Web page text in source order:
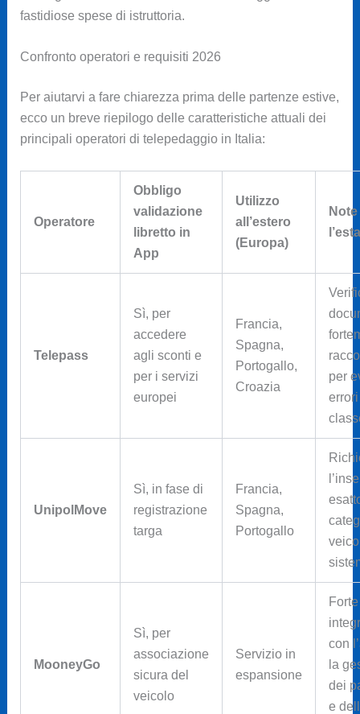
fastidiose spese di istruttoria.
Confronto operatori e requisiti 2026
Per aiutarvi a fare chiarezza prima delle partenze estive,
ecco un breve riepilogo delle caratteristiche attuali dei
principali operatori di telepedaggio in Italia:
Operatore
Obbligo
validazione
libretto in
App
Utilizzo
all’estero
(Europa)
Telepass
Sì, per
accedere
agli sconti e
per i servizi
europei
Francia,
Spagna,
Portogallo,
Croazia
per
UnipolMove
Sì, in fase di
registrazione
targa
Francia,
Spagna,
Portogallo
MooneyGo
Sì, per
associazione
sicura del
veicolo
Servizio in
espansione
Forte
con
la
dei
e